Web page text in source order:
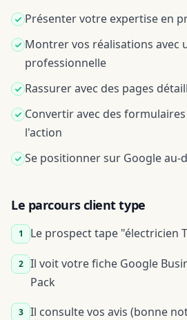
Présenter votre expertise en
Montrer vos réalisations avec
professionnelle
Rassurer avec des pages
Convertir avec des
l'action
Se positionner sur Google au-
Le parcours client type
1 Le prospect tape "électricien
2
Il voit votre fiche Google
Pack
3 Il consulte vos avis (bonne